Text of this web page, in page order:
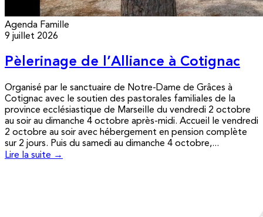
Agenda Famille
9 juillet 2026
Pèlerinage de l’Alliance à Cotignac
Organisé par le sanctuaire de Notre-Dame de Grâces à
Cotignac avec le soutien des pastorales familiales de la
province ecclésiastique de Marseille du vendredi 2 octobre
au soir au dimanche 4 octobre après-midi. Accueil le vendredi
2 octobre au soir avec hébergement en pension complète
sur 2 jours. Puis du samedi au dimanche 4 octobre,...
Lire la suite →